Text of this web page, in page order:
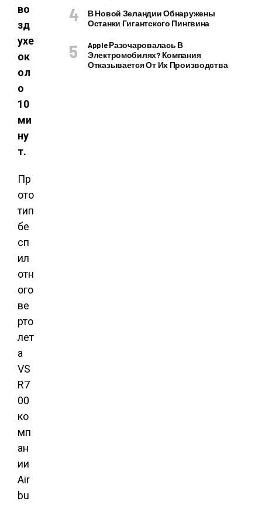
во
зд
ухе
ок
ол
о
10
ми
ну
т.
Пр
ото
тип
бе
сп
ил
отн
ого
ве
рто
лет
а
VS
R7
00
ко
мп
ан
ии
Air
bu
В Новой Зеландии Обнаружены
Останки Гигантского Пингвина
Apple Разочаровалась В
Электромобилях? Компания
Отказывается От Их Производства